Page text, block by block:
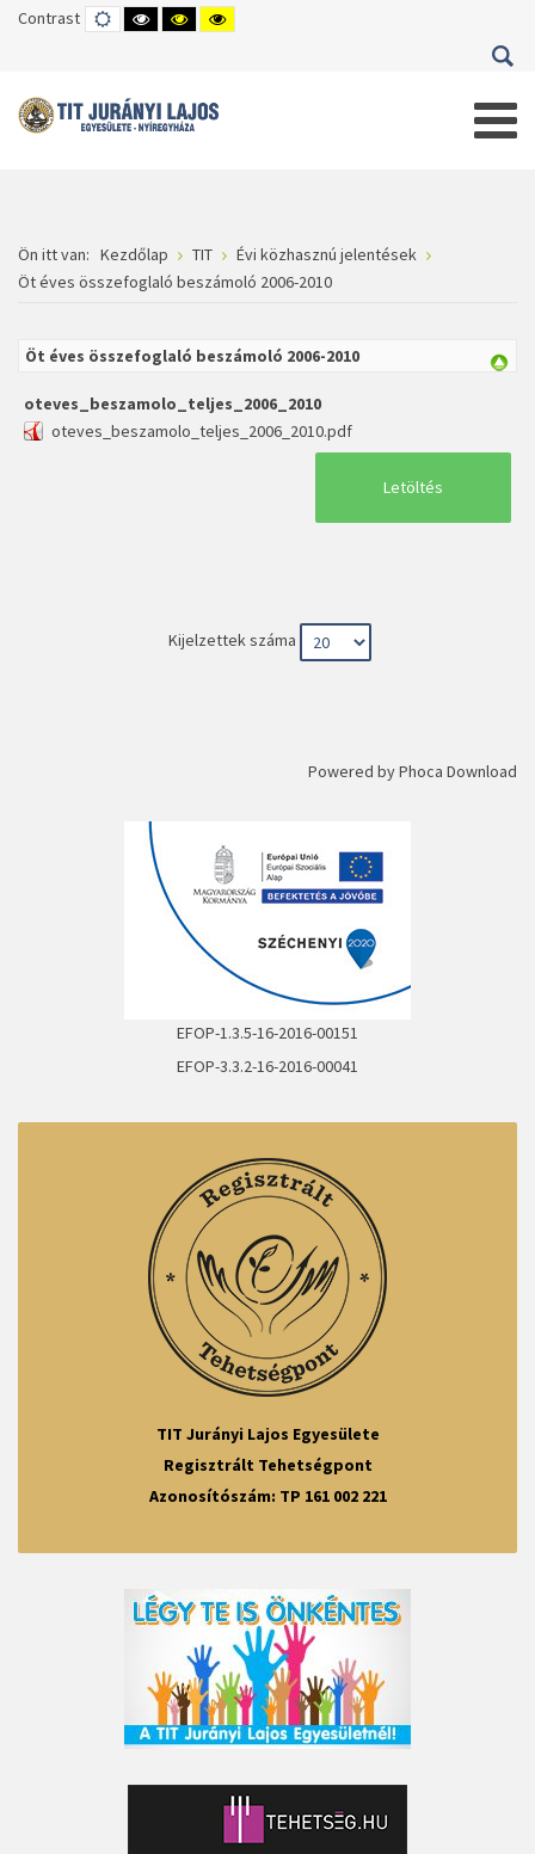
Contrast DEFAULT
MODE
HIGH
CONTRAST
HIGH
CONTRAST
HIGH
CONTRAST
Ön itt van: Kezdőlap TIT
Évi közhasznú jelentések
Öt éves összefoglaló beszámoló 2006-2010
Öt éves összefoglaló beszámoló 2006-2010
oteves_beszamolo_teljes_2006_2010
oteves_beszamolo_teljes_2006_2010.pdf
Letöltés
Kijelzettek száma
Powered byPhoca Download
EFOP-1.3.5-16-2016-00151
EFOP-3.3.2-16-2016-00041
TIT Jurányi Lajos Egyesülete
Regisztrált Tehetségpont
Azonosítószám: TP 161 002 221